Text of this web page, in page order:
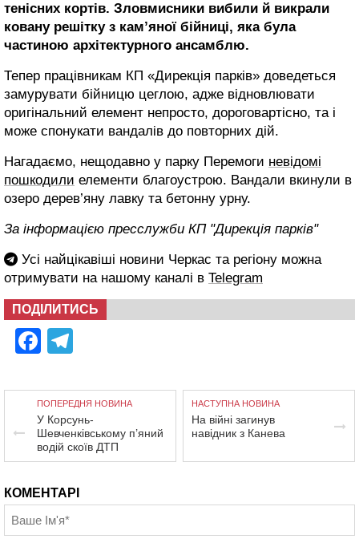
тенісних кортів. Зловмисники вибили й викрали
ковану решітку з кам’яної бійниці, яка була
частиною архітектурного ансамблю.
Тепер працівникам КП «Дирекція парків» доведеться
замурувати бійницю цеглою, адже відновлювати
оригінальний елемент непросто, дороговартісно, та і
може спонукати вандалів до повторних дій.
Нагадаємо, нещодавно у парку Перемоги невідомі
пошкодили елементи благоустрою. Вандали вкинули в
озеро дерев’яну лавку та бетонну урну.
За інформацією пресслужби КП "Дирекція парків"
Усі найцікавіші новини Черкас та регіону можна
отримувати на нашому каналі в Telegram
ПОДІЛИТИСЬ
Facebook
ПОПЕРЕДНЯ НОВИНА
У Корсунь-
Шевченківському п’яний
водій скоїв ДТП
НАСТУПНА НОВИНА
На війні загинув
навідник з Канева
КОМЕНТАРІ